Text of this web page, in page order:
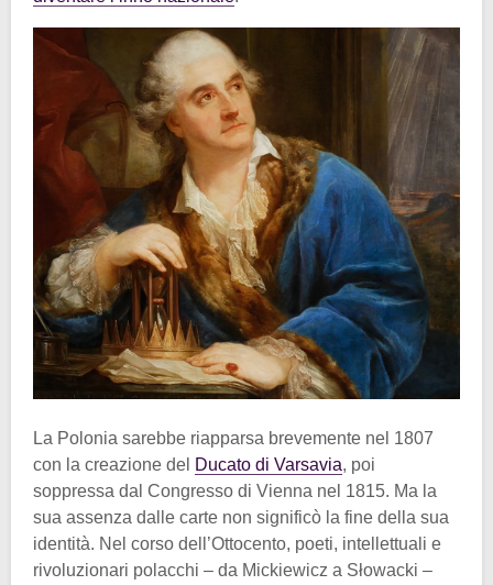
La Polonia sarebbe riapparsa brevemente nel 1807
con la creazione del Ducato di Varsavia, poi
soppressa dal Congresso di Vienna nel 1815. Ma la
sua assenza dalle carte non significò la fine della sua
identità. Nel corso dell’Ottocento, poeti, intellettuali e
rivoluzionari polacchi – da Mickiewicz a Słowacki –